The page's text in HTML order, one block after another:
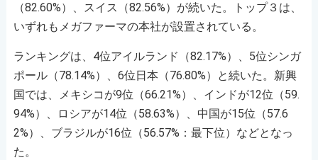
（82.60%）、スイス（82.56%）が続いた。トップ３は、
いずれもメガファーマの本社が設置されている。
ランキングは、4位アイルランド（82.17%）、5位シンガ
ポール（78.14%）、6位日本（76.80%）と続いた。新興
国では、メキシコが9位（66.21%）、インドが12位（59.
94%）、ロシアが14位（58.63%）、中国が15位（57.6
2%）、ブラジルが16位（56.57%：最下位）などとなっ
た。